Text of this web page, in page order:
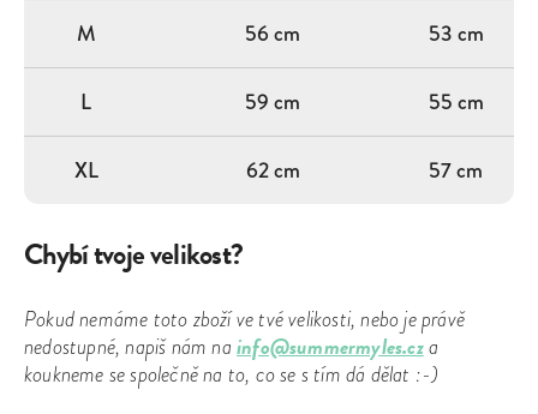
M 56 cm 53 cm
L 59 cm 55 cm
XL 62 cm 57 cm
Chybí tvoje velikost?
Pokud nemáme toto zboží ve tvé velikosti, nebo je právě
nedostupné, napiš nám na info@summermyles.cza
koukneme se společně na to, co se s tím dá dělat :-)